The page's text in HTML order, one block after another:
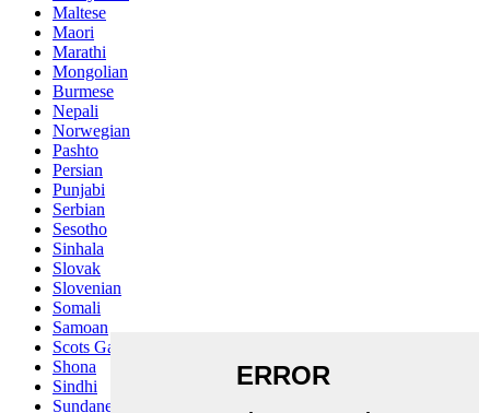
Maltese
Maori
Marathi
Mongolian
Burmese
Nepali
Norwegian
Pashto
Persian
Punjabi
Serbian
Sesotho
Sinhala
Slovak
Slovenian
Somali
Samoan
Scots Gaelic
Shona
Sindhi
Sundanese